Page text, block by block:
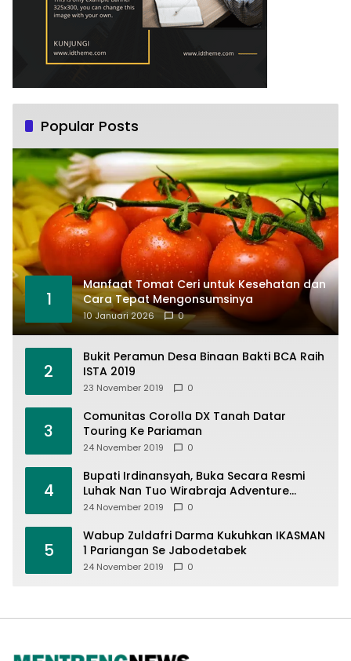
Popular Posts
1
Manfaat Tomat Ceri untuk Kesehatan dan
Cara Tepat Mengonsumsinya
10 Januari 2026 0
2
Bukit Peramun Desa Binaan Bakti BCA Raih
ISTA 2019
23 November 2019 0
3
Comunitas Corolla DX Tanah Datar
Touring Ke Pariaman
24 November 2019 0
4
Bupati Irdinansyah, Buka Secara Resmi
Luhak Nan Tuo Wirabraja Adventure
Offroad 2019
24 November 2019 0
5
Wabup Zuldafri Darma Kukuhkan IKASMAN
1 Pariangan Se Jabodetabek
24 November 2019 0